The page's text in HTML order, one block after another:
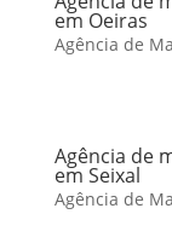
em Oeiras
Agência de
Agência de
em Seixal
Agência de